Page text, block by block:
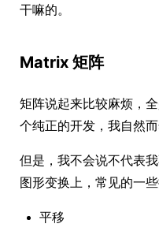
干嘛的。
Matrix 矩阵
矩阵说起来比较麻烦，
个纯正的开发，我自然
但是，我不会说不代表
图形变换上，常见的一些
平移